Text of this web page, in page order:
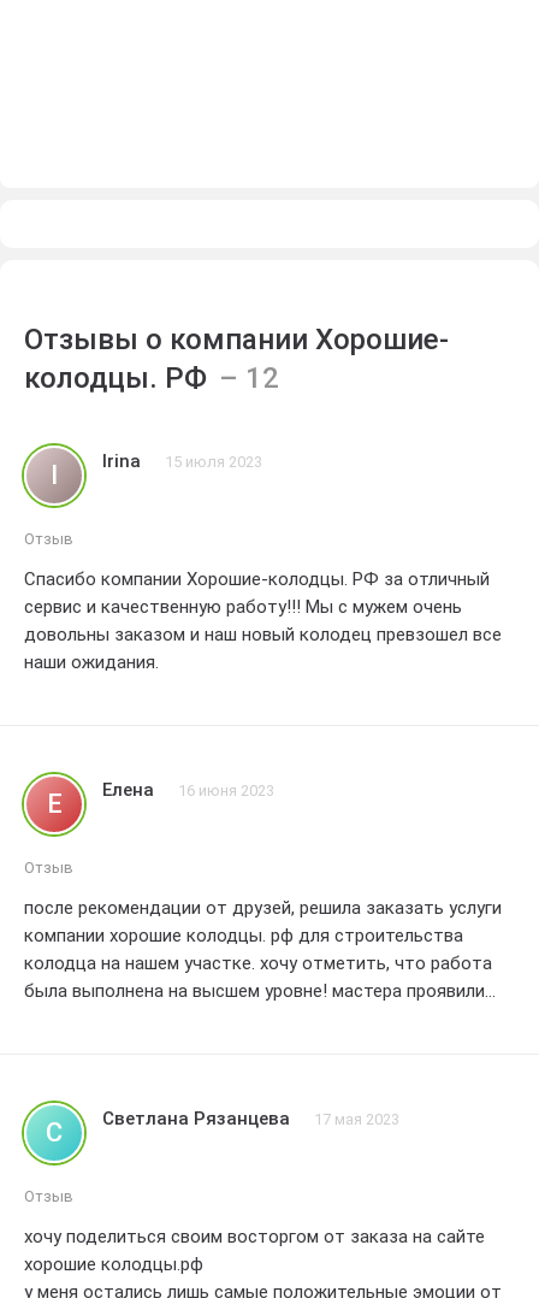
Отзывы о компании Хорошие-
колодцы. РФ
I Irina 15 июля 2023
Отзыв
Спасибо компании Хорошие-колодцы. РФ за отличный
сервис и качественную работу!!! Мы с мужем очень
довольны заказом и наш новый колодец превзошел все
наши ожидания.
Е Елена 16 июня 2023
Отзыв
после рекомендации от друзей, решила заказать услуги
компании хорошие колодцы. рф для строительства
колодца на нашем участке. хочу отметить, что работа
была выполнена на высшем уровне! мастера проявили
довольна результатом и рекомендую даную компанию
всем женщинам, ищущим надежных исполнителей!
С Светлана Рязанцева 17 мая 2023
Отзыв
хочу поделиться своим восторгом от заказа на сайте
хорошие колодцы.рф
у меня остались лишь самые положительные эмоции от